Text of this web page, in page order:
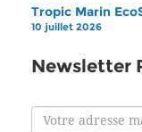
Tropic Marin
10 juillet 2026
Newsletter